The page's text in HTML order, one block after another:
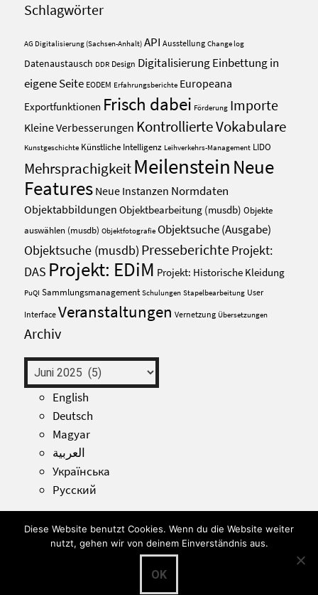
Schlagwörter
AG Digitalisierung (Sachsen-Anhalt) API Ausstellung Change log
Datenaustausch DDR Design Digitalisierung Einbettung in
eigene Seite EODEM Erfahrungsberichte Europeana
Exportfunktionen Frisch dabei Förderung Importe
Kleine Verbesserungen Kontrollierte Vokabulare
Kunstgeschichte Künstliche Intelligenz Leihverkehrs-Management LIDO
Mehrsprachigkeit Meilenstein Neue
Features Neue Instanzen Normdaten
Objektabbildungen Objektbearbeitung (musdb) Objekte
auswählen (musdb) Objektfotografie Objektsuche (Ausgabe)
Objektsuche (musdb) PresseberichteProjekt:
DAS Projekt: EDiM Projekt: Historische Kleidung
PuQI Sammlungsmanagement Schulungen Stapelbearbeitung User
Interface Veranstaltungen Vernetzung Übersetzungen
Archiv
Archiv
English
Deutsch
Magyar
العربية
Українська
Русский
© 2026 museum-digital: blog
Diese Website benutzt Cookies. Wenn du die Website weiter
nutzt, gehen wir von deinem Einverständnis aus.
OK